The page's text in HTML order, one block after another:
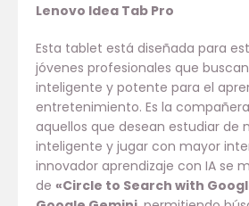
Lenovo Idea Tab Pro
Esta tablet está diseñada para
jóvenes profesionales que
inteligente y potente para el
entretenimiento. Es la
aquellos que desean estudiar de
inteligente y jugar con mayor
innovador aprendizaje con IA se
de «Circle to Search with